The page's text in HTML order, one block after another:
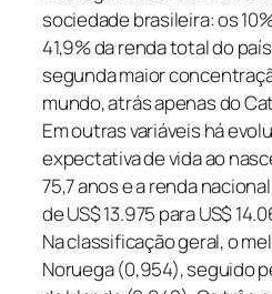
sociedade brasileira: os
41,9% da renda total do
segunda maior
mundo, atrás apenas do
Em outras variáveis há
expectativa de vida ao
75,7 anos e a renda
de US$ 13.975 para US$
Na classificação geral, o
Noruega (0,954), seguido